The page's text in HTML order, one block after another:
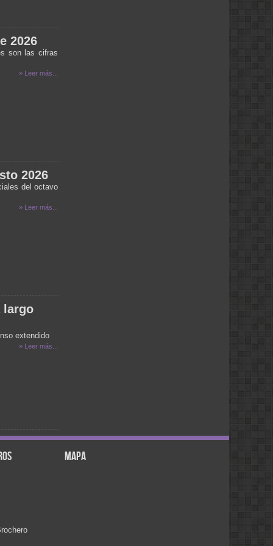
2026
son las cifras
» Leer más...
2026
del octavo
» Leer más...
largo
extendido
» Leer más...
BROCHERO.BENDICONES PARA
MONICA :
mapa